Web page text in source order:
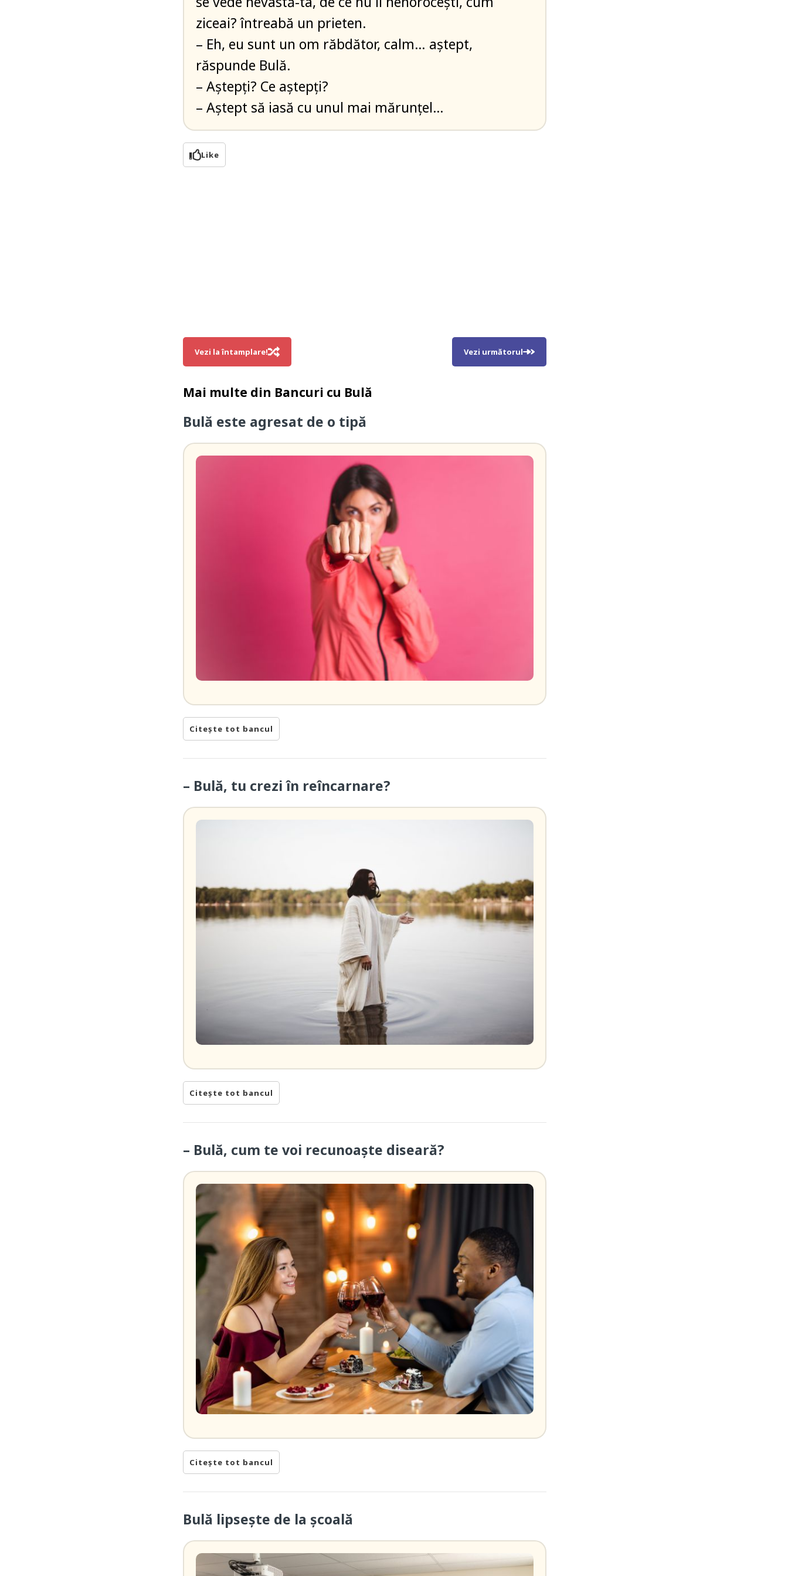
ziceai? întreabă un prieten.
– Eh, eu sunt un om răbdător, calm… aștept,
răspunde Bulă.
– Aștepți? Ce aștepți?
– Aștept să iasă cu unul mai mărunțel…
Like
Vezi la întamplare! Vezi următorul
Mai multe din Bancuri cu Bulă
Bulă este agresat de o tipă
Citește tot bancul
– Bulă, tu crezi în reîncarnare?
Citește tot bancul
– Bulă, cum te voi recunoaște diseară?
Citește tot bancul
Bulă lipsește de la școală